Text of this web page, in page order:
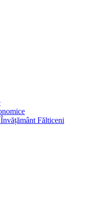
Fălticeni